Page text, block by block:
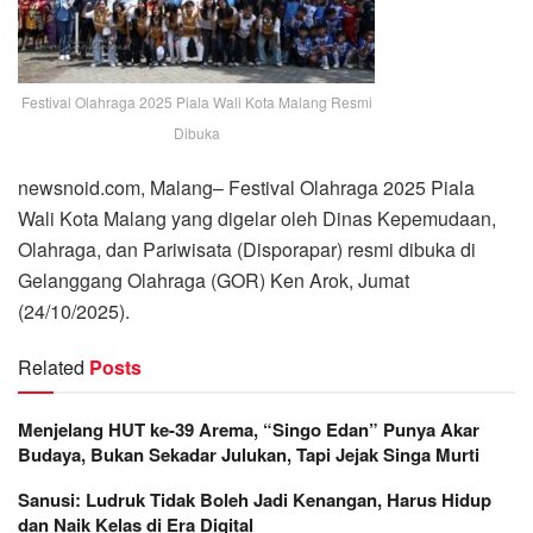
Festival Olahraga 2025 Piala Wali Kota Malang Resmi
Dibuka
newsnoid.com, Malang– Festival Olahraga 2025 Piala
Wali Kota Malang yang digelar oleh Dinas Kepemudaan,
Olahraga, dan Pariwisata (Disporapar) resmi dibuka di
Gelanggang Olahraga (GOR) Ken Arok, Jumat
(24/10/2025).
Related Posts
Menjelang HUT ke-39 Arema, “Singo Edan” Punya Akar
Budaya, Bukan Sekadar Julukan, Tapi Jejak Singa Murti
Sanusi: Ludruk Tidak Boleh Jadi Kenangan, Harus Hidup
dan Naik Kelas di Era Digital